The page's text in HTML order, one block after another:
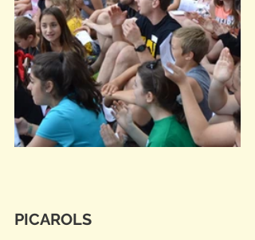
PICAROLS